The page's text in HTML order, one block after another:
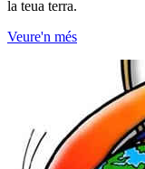
la teua terra.
Veure'n més